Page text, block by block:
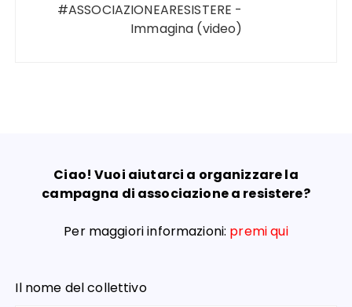
#ASSOCIAZIONEARESISTERE -
Immagina (video)
Ciao! Vuoi aiutarci a organizzare la
campagna di associazione a resistere?
Per maggiori informazioni: premi qui
Il nome del collettivo